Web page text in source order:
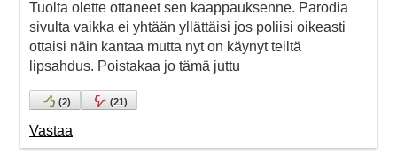
Tuolta olette ottaneet sen kaappauksenne. Parodia
sivulta vaikka ei yhtään yllättäisi jos poliisi oikeasti
ottaisi näin kantaa mutta nyt on käynyt teiltä
lipsahdus. Poistakaa jo tämä juttu
(2) (21)
Vastaa